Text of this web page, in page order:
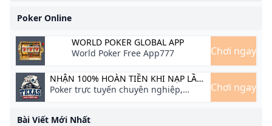
Online Việt Nam Oline hay
nhất. Tải gay game ngay tại
đây
Poker Online
WORLD POKER GLOBAL APP
World Poker Free App777
Chơi ngay
NHẬN 100% HOÀN TIỀN KHI NẠP LẦN
ĐẦU
Poker trực tuyến chuyên nghiệp,
Chơi ngay
Bài Viết Mới Nhất